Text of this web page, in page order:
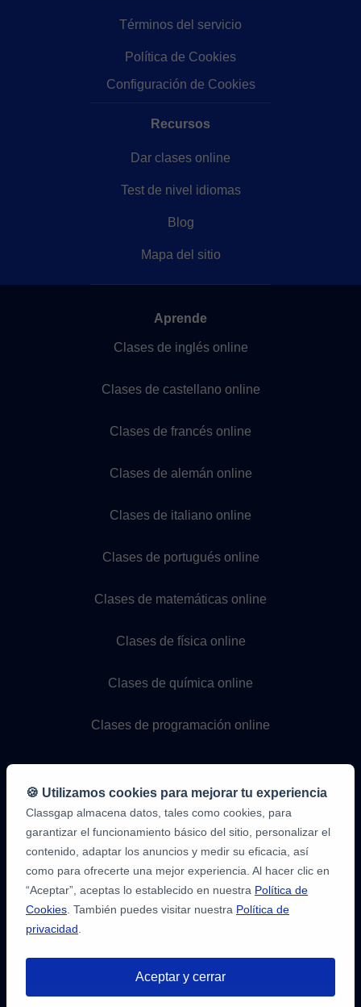
Términos del servicio
Política de Cookies
Configuración de Cookies
Recursos
Dar clases online
Test de nivel idiomas
Blog
Mapa del sitio
Aprende
Clases de inglés online
Clases de castellano online
Clases de francés online
Clases de alemán online
Clases de italiano online
Clases de portugués online
Clases de matemáticas online
Clases de física online
Clases de química online
Clases de programación online
9,6/10
1.339.284
opiniones
verificadas.com
🍪 Utilizamos cookies para mejorar tu experiencia
Classgap almacena datos, tales como cookies, para
garantizar el funcionamiento básico del sitio, personalizar el
contenido, adaptar los anuncios y medir su eficacia, así
como para ofrecerte una mejor experiencia. Al hacer clic en
“Aceptar”, aceptas lo establecido en nuestra Política de
Cookies . También puedes visitar nuestra Política de
privacidad
Aceptar y cerrar